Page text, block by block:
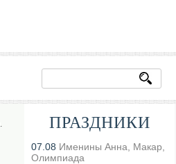
ПРАЗДНИКИ
07.08 Именины Анна, Макар,
Олимпиада